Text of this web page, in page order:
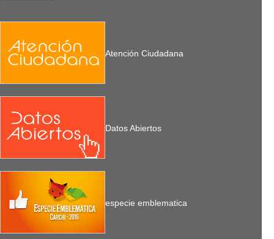
Atención Ciudadana
Datos Abiertos
especie emblematica